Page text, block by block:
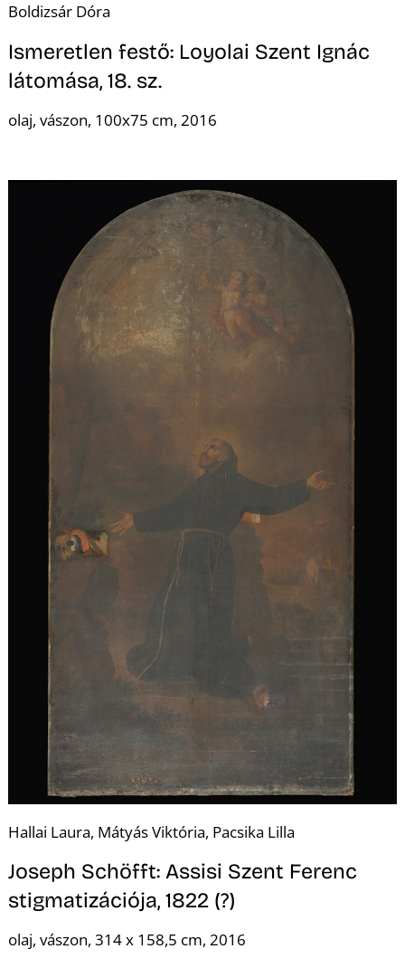
Boldizsár Dóra
Ismeretlen festő: Loyolai Szent Ignác
látomása, 18. sz.
olaj, vászon, 100x75 cm, 2016
Hallai Laura, Mátyás Viktória, Pacsika Lilla
Joseph Schöfft: Assisi Szent Ferenc
stigmatizációja, 1822 (?)
olaj, vászon, 314 x 158,5 cm, 2016